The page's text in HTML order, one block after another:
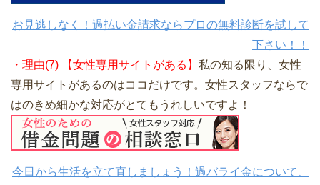
お見逃しなく！過払い金請求ならプロの無料診断を試して
下さい！！
・理由(7) 【女性専用サイトがある】 私の知る限り、女性
専用サイトがあるのはココだけです。女性スタッフならで
はのきめ細かな対応がとてもうれしいですよ！
今日から生活を立て直しましょう！過バライ金について、